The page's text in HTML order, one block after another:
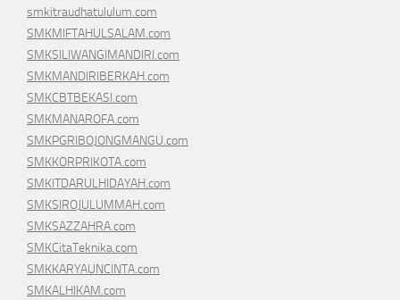
smkitraudhatululum.com
SMKMIFTAHULSALAM.com
SMKSILIWANGIMANDIRI.com
SMKMANDIRIBERKAH.com
SMKCBTBEKASI.com
SMKMANAROFA.com
SMKPGRIBOJONGMANGU.com
SMKKORPRIKOTA.com
SMKITDARULHIDAYAH.com
SMKSIROJULUMMAH.com
SMKSAZZAHRA.com
SMKCitaTeknika.com
SMKKARYAUNCINTA.com
SMKALHIKAM.com